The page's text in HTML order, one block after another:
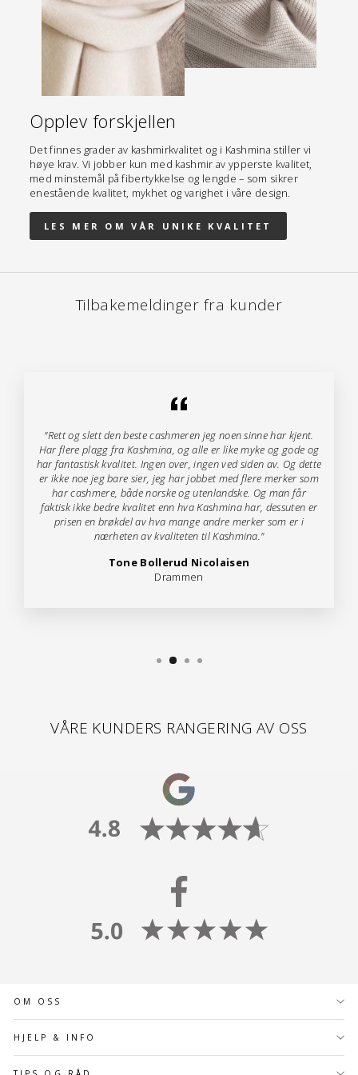
Opplev forskjellen
Det finnes grader av kashmirkvalitet og i Kashmina stiller vi
høye krav. Vi jobber kun med kashmir av ypperste kvalitet,
med minstemål på fibertykkelse og lengde – som sikrer
enestående kvalitet, mykhet og varighet i våre design.
LES MER OM VÅR UNIKE KVALITET
Tilbakemeldinger fra kunder
"Rett og slett den beste cashmeren jeg noen sinne har kjent.
Har flere plagg fra Kashmina, og alle er like myke og gode og
har fantastisk kvalitet. Ingen over, ingen ved siden av. Og dette
er ikke noe jeg bare sier, jeg har jobbet med flere merker som
har cashmere, både norske og utenlandske. Og man får
faktisk ikke bedre kvalitet enn hva Kashmina har, dessuten er
prisen en brøkdel av hva mange andre merker som er i
nærheten av kvaliteten til Kashmina."
Tone Bollerud Nicolaisen
Drammen
VÅRE KUNDERS RANGERING AV OSS
OM OSS
HJELP & INFO